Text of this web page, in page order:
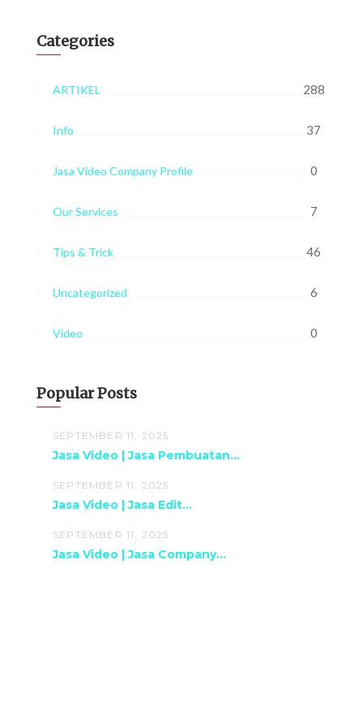
Categories
ARTIKEL 288
Info 37
Jasa Video Company Profile 0
Our Services 7
Tips & Trick 46
Uncategorized 6
Video 0
Popular Posts
SEPTEMBER 11, 2025
Jasa Video | Jasa Pembuatan...
SEPTEMBER 11, 2025
Jasa Video | Jasa Edit...
SEPTEMBER 11, 2025
Jasa Video | Jasa Company...